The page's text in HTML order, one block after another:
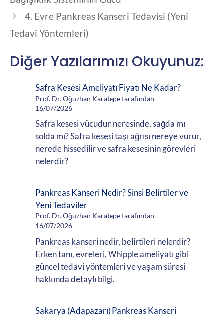
4. Evre Pankreas Kanseri Tedavisi (Yeni
Tedavi Yöntemleri)
Diğer Yazılarımızı Okuyunuz:
Safra Kesesi Ameliyatı Fiyatı Ne Kadar?
Prof. Dr. Oğuzhan Karatepe tarafından
16/07/2026
Safra kesesi vücudun neresinde, sağda mı
solda mı? Safra kesesi taşı ağrısı nereye vurur,
nerede hissedilir ve safra kesesinin görevleri
nelerdir?
Pankreas Kanseri Nedir? Sinsi Belirtiler ve
Yeni Tedaviler
Prof. Dr. Oğuzhan Karatepe tarafından
16/07/2026
Pankreas kanseri nedir, belirtileri nelerdir?
Erken tanı, evreleri, Whipple ameliyatı gibi
güncel tedavi yöntemleri ve yaşam süresi
hakkında detaylı bilgi.
Sakarya (Adapazarı) Pankreas Kanseri